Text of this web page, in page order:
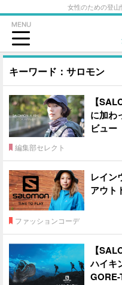
女性のための登
キーワード：サロモン
【
に加わ
ビュー
編集部セレクト
レイン
アウト
ファッションコーデ
【
ハイキ